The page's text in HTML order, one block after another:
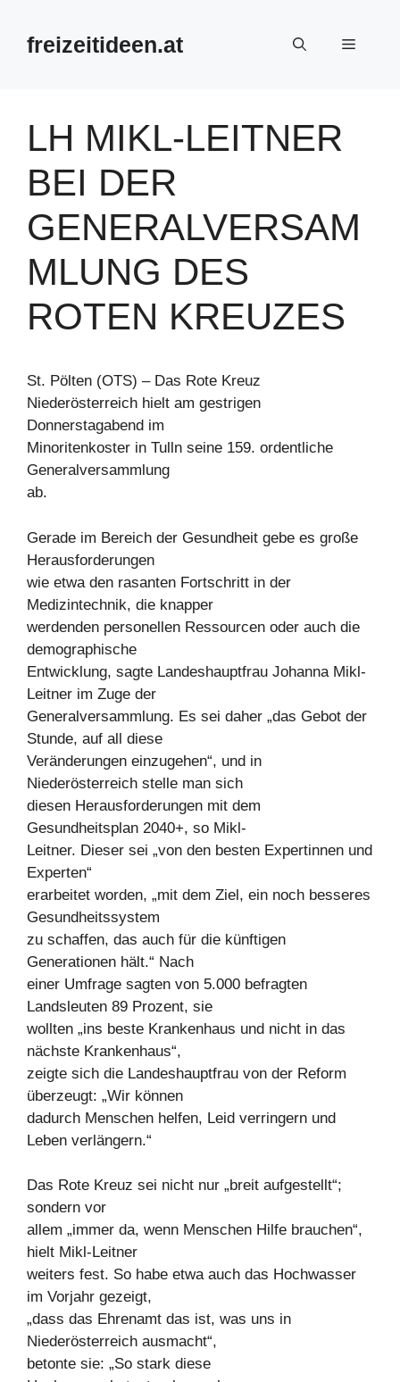
Inhalt
springenfreizeitideen.at Menü
LH MIKL-LEITNER
BEI DER
GENERALVERSAM
MLUNG DES
ROTEN KREUZES
St. Pölten (OTS) – Das Rote Kreuz
Niederösterreich hielt am gestrigen
Donnerstagabend im
Minoritenkoster in Tulln seine 159. ordentliche
Generalversammlung
ab.
Gerade im Bereich der Gesundheit gebe es große
Herausforderungen
wie etwa den rasanten Fortschritt in der
Medizintechnik, die knapper
werdenden personellen Ressourcen oder auch die
demographische
Entwicklung, sagte Landeshauptfrau Johanna Mikl-
Leitner im Zuge der
Generalversammlung. Es sei daher „das Gebot der
Stunde, auf all diese
Veränderungen einzugehen“, und in
Niederösterreich stelle man sich
diesen Herausforderungen mit dem
Gesundheitsplan 2040+, so Mikl-
Leitner. Dieser sei „von den besten Expertinnen und
Experten“
erarbeitet worden, „mit dem Ziel, ein noch besseres
Gesundheitssystem
zu schaffen, das auch für die künftigen
Generationen hält.“ Nach
einer Umfrage sagten von 5.000 befragten
Landsleuten 89 Prozent, sie
wollten „ins beste Krankenhaus und nicht in das
nächste Krankenhaus“,
zeigte sich die Landeshauptfrau von der Reform
überzeugt: „Wir können
dadurch Menschen helfen, Leid verringern und
Leben verlängern.“
Das Rote Kreuz sei nicht nur „breit aufgestellt“;
sondern vor
allem „immer da, wenn Menschen Hilfe brauchen“,
hielt Mikl-Leitner
weiters fest. So habe etwa auch das Hochwasser
im Vorjahr gezeigt,
„dass das Ehrenamt das ist, was uns in
Niederösterreich ausmacht“,
betonte sie: „So stark diese